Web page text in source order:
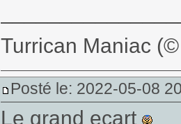
Turrican Maniac
Posté le: 2022-05-08
Le grand ecart